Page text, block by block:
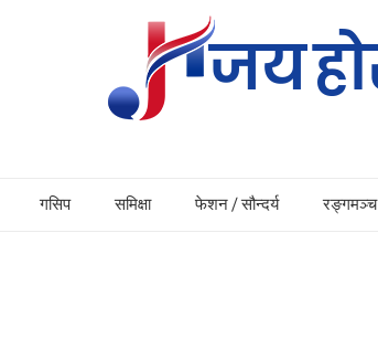
गसिप समिक्षा फेशन / सौन्दर्य रङ्गमञ्च